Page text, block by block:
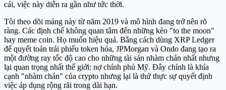
cái, việc này diễn ra gần như tức thời.
Tôi theo dõi mảng này từ năm 2019 và mô hình đang trở nên rõ
ràng. Các định chế không quan tâm đến những kèo "to the moon"
hay meme coin. Họ muốn hiệu quả. Bằng cách dùng XRP Ledger
để quyết toán trái phiếu token hóa, JPMorgan và Ondo đang tạo ra
một đường ray tốc độ cao cho những tài sản nhàm chán nhất nhưng
lại quan trọng nhất thế giới: nợ chính phủ Mỹ. Đây chính là khía
cạnh "nhàm chán" của crypto nhưng lại là thứ thực sự quyết định
việc áp dụng rộng rãi trong dài hạn.